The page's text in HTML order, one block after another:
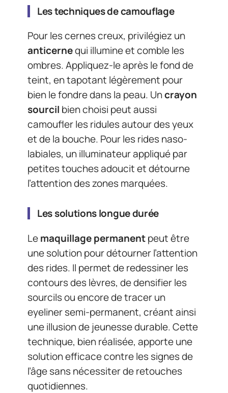
Les techniques de camouflage
Pour les cernes creux, privilégiez un
anticernequi illumine et comble les
ombres. Appliquez-le après le fond de
teint, en tapotant légèrement pour
bien le fondre dans la peau. Uncrayon
sourcil bien choisi peut aussi
camoufler les ridules autour des yeux
et de la bouche. Pour les rides naso-
labiales, un illuminateur appliqué par
petites touches adoucit et détourne
l’attention des zones marquées.
Les solutions longue durée
Lemaquillage permanentpeut être
une solution pour détourner l’attention
des rides. Il permet de redessiner les
contours des lèvres, de densifier les
sourcils ou encore de tracer un
eyeliner semi-permanent, créant ainsi
une illusion de jeunesse durable. Cette
technique, bien réalisée, apporte une
solution efficace contre les signes de
l’âge sans nécessiter de retouches
quotidiennes.